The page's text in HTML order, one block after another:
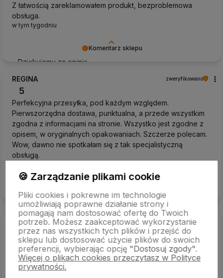
Komentarz sklepu
Dziękujemy za opinię
Z łatwością zareklamowałem produkt, bezproblemowa
obsługa.
w tym tygodniu
Dziękujemy za pozytywną opinię
REGINA zweryfikowano
5
Perfekcyjna przesyłka, pod każdym względem.
Pierwszorzędna dostawa, punktualna, a przede wszystkim
zgodna z informacjami na stronie. Wszystko jest zgodne z
opisem, w oryginalnych opakowaniach. Szczerze polecam.
Wow, dawno nie spotkałam się z tak specjalistyczną
obsługą.
Wiesław zweryfikowano
5
Wszystko dotarło w solidnym opakowaniu. Bardzo szybka
wysyłka. Sprawne i wygodne zakupy. To była świetna
współpraca, sklep godny polecenia. Przesyłka dotarła do
mnie w mgnieniu oka. Świetna obsługa.
🍪 Zarządzanie plikami cookie
Pliki cookies i pokrewne im technologie
umożliwiają poprawne działanie strony i
pomagają nam dostosować ofertę do Twoich
potrzeb. Możesz zaakceptować wykorzystanie
przez nas wszystkich tych plików i przejść do
sklepu lub dostosować użycie plików do swoich
preferencji, wybierając opcję "Dostosuj zgody".
Więcej o plikach cookies przeczytasz w Polityce
prywatności.